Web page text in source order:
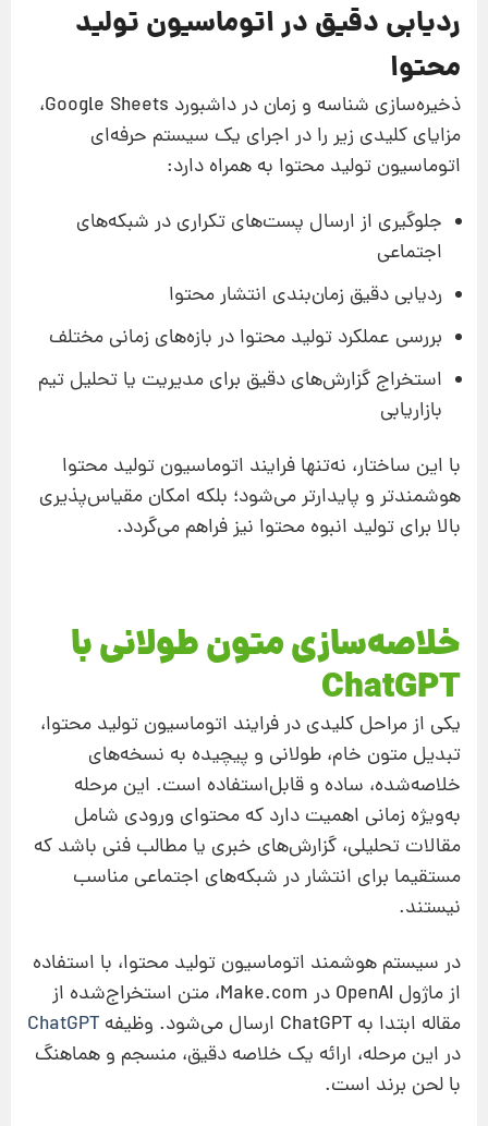
ردیابی دقیق در اتوماسیون تولید
محتوا
ذخیره‌سازی شناسه و زمان در داشبورد Google Sheets،
مزایای کلیدی زیر را در اجرای یک سیستم حرفه‌ای
اتوماسیون تولید محتوا به همراه دارد:
جلوگیری از ارسال پست‌های تکراری در شبکه‌های
اجتماعی
ردیابی دقیق زمان‌بندی انتشار محتوا
بررسی عملکرد تولید محتوا در بازه‌های زمانی مختلف
استخراج گزارش‌های دقیق برای مدیریت یا تحلیل تیم
بازاریابی
با این ساختار، نه‌تنها فرایند اتوماسیون تولید محتوا
هوشمندتر و پایدارتر می‌شود؛ بلکه امکان مقیاس‌پذیری
بالا برای تولید انبوه محتوا نیز فراهم می‌گردد.
خلاصه‌سازی متون طولانی با
ChatGPT
یکی از مراحل کلیدی در فرایند اتوماسیون تولید محتوا،
تبدیل متون خام، طولانی و پیچیده به نسخه‌های
خلاصه‌شده، ساده و قابل‌استفاده است. این مرحله
به‌ویژه زمانی اهمیت دارد که محتوای ورودی شامل
مقالات تحلیلی، گزارش‌های خبری یا مطالب فنی باشد که
مستقیما برای انتشار در شبکه‌های اجتماعی مناسب
نیستند.
در سیستم هوشمند اتوماسیون تولید محتوا، با استفاده
از ماژول OpenAI در Make.com، متن استخراج‌شده از
مقاله ابتدا به ChatGPT ارسال می‌شود. وظیفه
ChatGPT
در این مرحله، ارائه یک خلاصه دقیق، منسجم و هماهنگ
با لحن برند است.